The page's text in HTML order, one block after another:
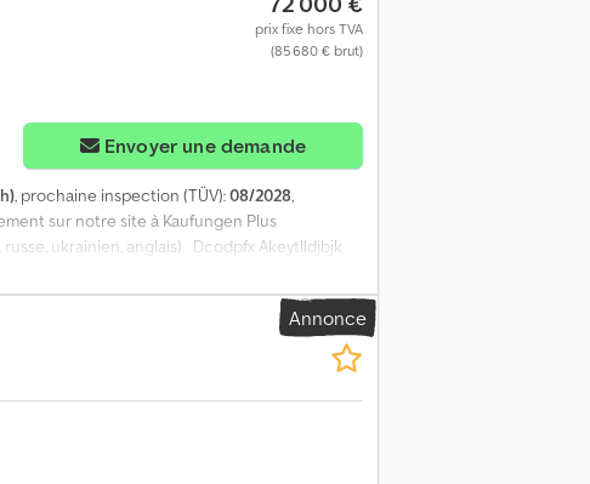
prix fixe hors TVA
(85 680 € brut)
Envoyer une demande
, prochaine inspection (TÜV):08/2028,
sur notre site à Kaufungen Plus
russe, ukrainien, anglais) Dcodpfx Akeytlldjbjk
€ * Acompte : 10 % * Durée : 60 mois *
à vos besoins, veuillez nous contacter (M.
votre ancien véhicule en échange.
espagnol, polonais, ukrainien, russe, bulgare. -
Annonce